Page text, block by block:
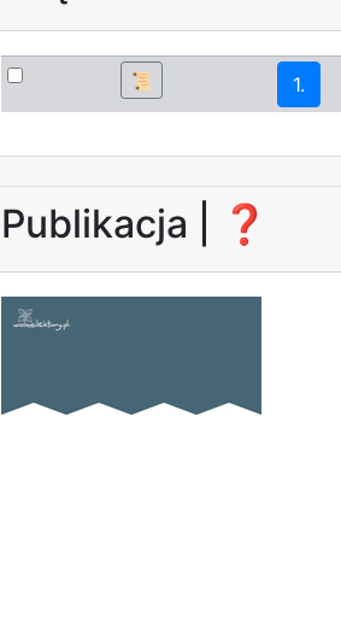
📜 1.
Publikacja | ❓